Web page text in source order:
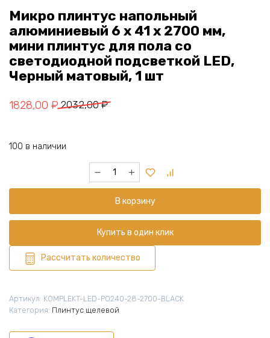
Микро плинтус напольный
алюминиевый 6 х 41 х 2700 мм,
мини плинтус для пола со
светодиодной подсветкой LED,
Черный матовый, 1 шт
2032,00₽
Первоначальная
2032,00 ₽.
1828,00 ₽
Текущая
100 в наличии
Количество
товара
плинтус
напольный
алюминиевый
6
х
41
2700
мм,
плинтус
В корзину
Купить в один клик
Рассчитать количество
Артикул: KOMPLEKT-LED-PO240-28-2700-BLACK
Категория: Плинтус щелевой